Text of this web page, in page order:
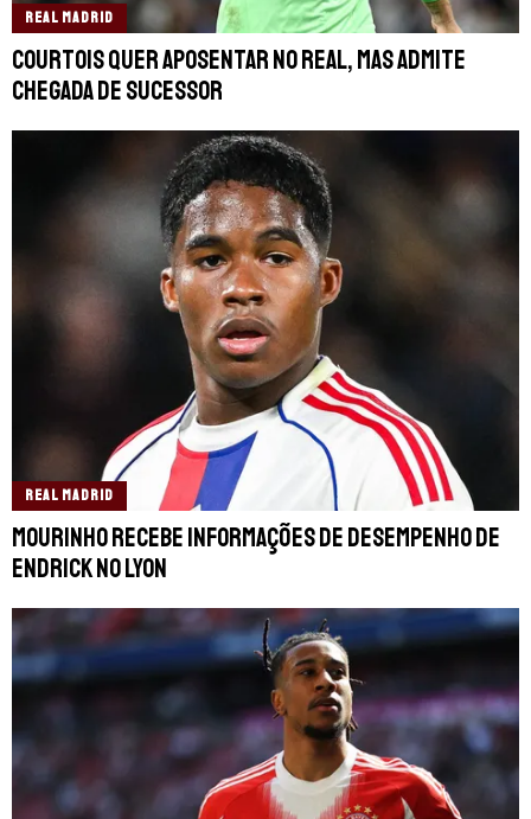
REAL MADRID
Courtois quer aposentar no Real, mas admite
chegada de sucessor
REAL MADRID
Mourinho recebe informações de desempenho de
Endrick no Lyon